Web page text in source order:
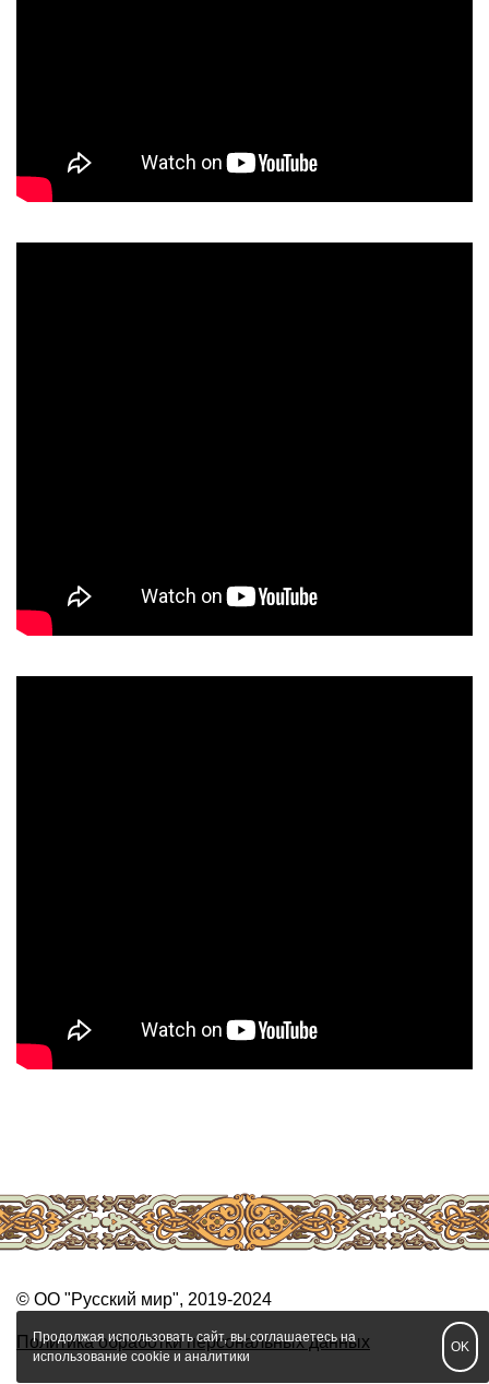
© ОО "Русский мир", 2019-2024
Политика обработки персональных данных
Продолжая использовать сайт, вы соглашаетесь на
использование cookie и аналитики
OK